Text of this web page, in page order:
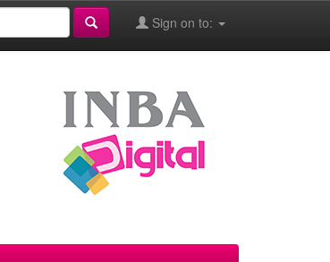
Sign on to: